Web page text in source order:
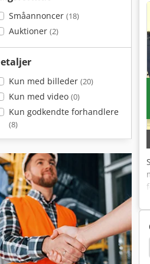
Småannoncer (18)
Auktioner (2)
Kun med billeder (20)
Kun med video (0)
Kun godkendte forhandlere
(8)
Schlebach Spa